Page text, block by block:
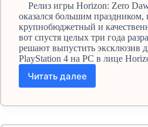
Релиз игры Horizon: Zero
оказался большим праздником,
крупнобюджетный и
вот спустя целых три года
решают выпустить эксклюзив
PlayStation 4 на PC в лице
Читать далее
Horizon
Dawn